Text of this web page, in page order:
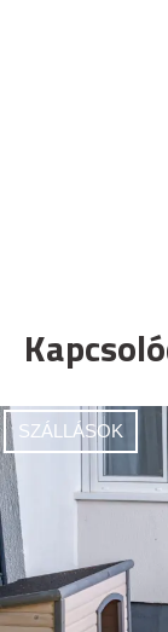
SZÁLLÁSOK